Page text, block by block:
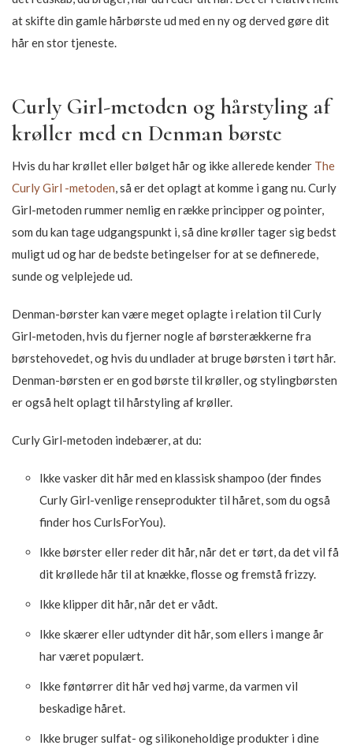
at skifte din gamle hårbørste ud med en ny og derved gøre dit
hår en stor tjeneste.
Curly Girl-metoden og hårstyling af
krøller med en Denman børste
Hvis du har krøllet eller bølget hår og ikke allerede kender The
Curly Girl -metoden, så er det oplagt at komme i gang nu. Curly
Girl-metoden rummer nemlig en række principper og pointer,
som du kan tage udgangspunkt i, så dine krøller tager sig bedst
muligt ud og har de bedste betingelser for at se definerede,
sunde og velplejede ud.
Denman-børster kan være meget oplagte i relation til Curly
Girl-metoden, hvis du fjerner nogle af børsterækkerne fra
børstehovedet, og hvis du undlader at bruge børsten i tørt hår.
Denman-børsten er en god børste til krøller, og stylingbørsten
er også helt oplagt til hårstyling af krøller.
Curly Girl-metoden indebærer, at du:
Ikke vasker dit hår med en klassisk shampoo (der findes
Curly Girl-venlige renseprodukter til håret, som du også
finder hos CurlsForYou).
Ikke børster eller reder dit hår, når det er tørt, da det vil få
dit krøllede hår til at knække, flosse og fremstå frizzy.
Ikke klipper dit hår, når det er vådt.
Ikke skærer eller udtynder dit hår, som ellers i mange år
har været populært.
Ikke føntørrer dit hår ved høj varme, da varmen vil
beskadige håret.
Ikke bruger sulfat- og silikoneholdige produkter i dine